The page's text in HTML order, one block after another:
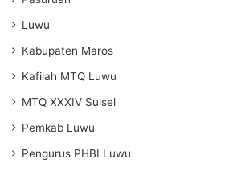
Luwu
Kabupaten Maros
Kafilah MTQ Luwu
MTQ XXXIV Sulsel
Pemkab Luwu
Pengurus PHBI Luwu